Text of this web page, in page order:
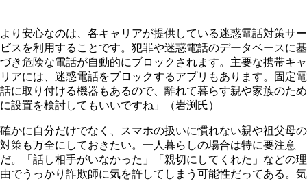
より安心なのは、各キャリアが提供している迷惑電話対策サー
ビスを利用することです。犯罪や迷惑電話のデータベースに基
づき危険な電話が自動的にブロックされます。主要な携帯キャ
リアには、迷惑電話をブロックするアプリもあります。固定電
話に取り付ける機器もあるので、離れて暮らす親や家族のため
に設置を検討してもいいですね」（岩渕氏）
確かに自分だけでなく、スマホの扱いに慣れない親や祖父母の
対策も万全にしておきたい。一人暮らしの場合は特に要注意
だ。「話し相手がいなかった」「親切にしてくれた」などの理
由でうっかり詐欺師に気を許してしまう可能性だってある。気